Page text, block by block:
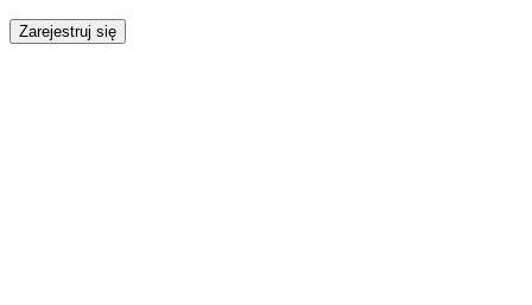
Zarejestruj się